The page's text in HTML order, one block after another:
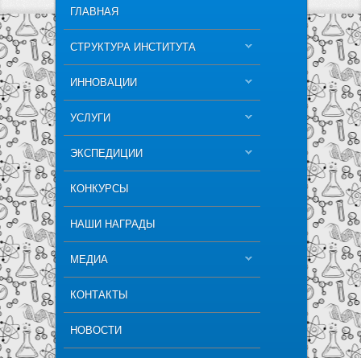
SKIP TO PRIMARY CONTENT
SKIP TO SECONDARY CONTENT
ГЛАВНАЯ
СТРУКТУРА ИНСТИТУТА
ИННОВАЦИИ
УСЛУГИ
ЭКСПЕДИЦИИ
КОНКУРСЫ
НАШИ НАГРАДЫ
МЕДИА
КОНТАКТЫ
НОВОСТИ